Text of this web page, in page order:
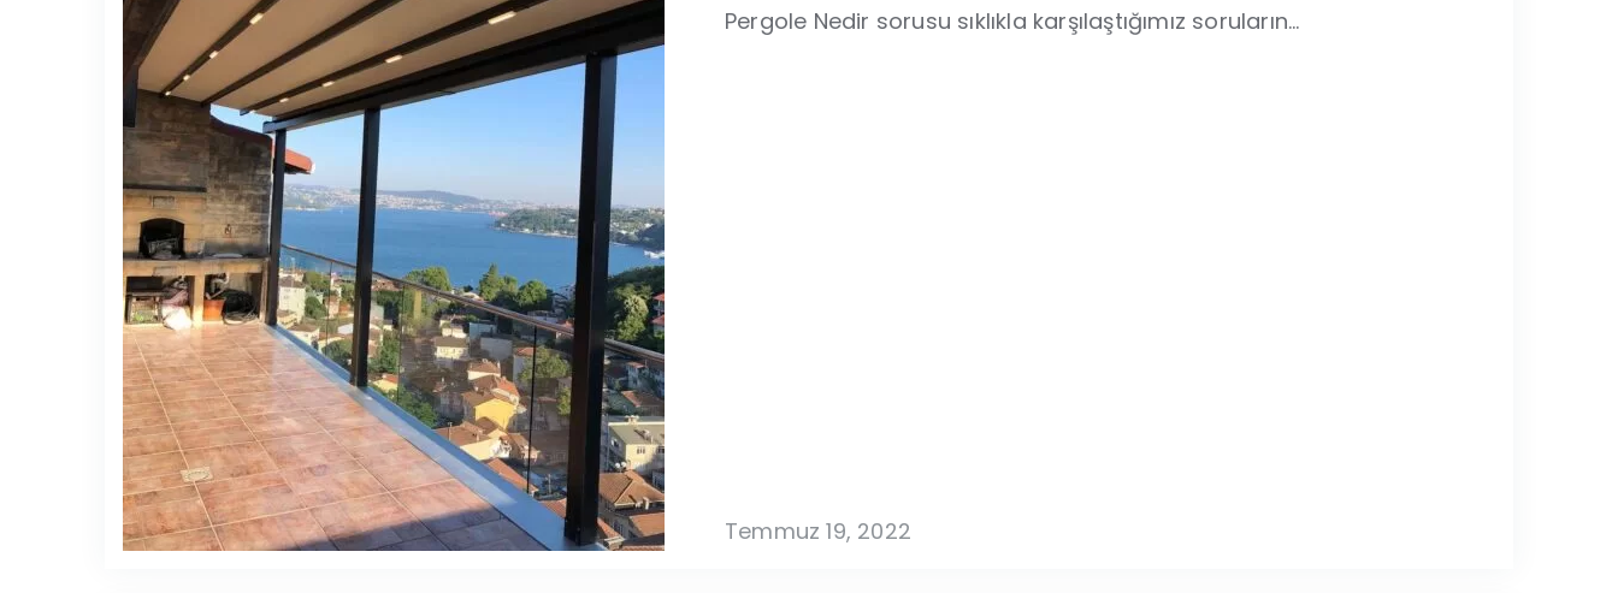
Pergole Nedir sorusu sıklıkla karşılaştığımız soruların...
Temmuz 19, 2022